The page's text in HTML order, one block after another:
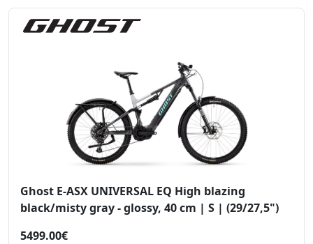
Ghost E-ASX UNIVERSAL EQ High blazing
black/misty gray - glossy, 40 cm | S | (29/27,5")
5499.00€